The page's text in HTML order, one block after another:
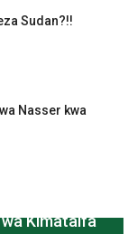
Sudan?!!
Nasser kwa
Kimataifa